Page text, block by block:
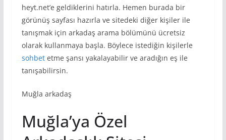
heyt.net’e geldiklerini hatırla. Hemen burada bir
görünüş sayfası hazırla ve sitedeki diğer kişiler ile
tanışmak için arkadaş arama bölümünü ücretsiz
olarak kullanmaya başla. Böylece istediğin kişilerle
sohbetetme şansı yakalayabilir ve aradığın eş ile
tanışabilirsin.
Muğla arkadaş
Muğla’ya Özel